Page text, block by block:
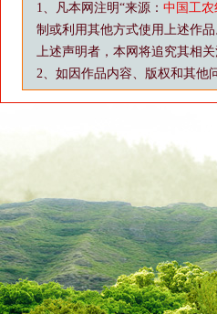
1、凡本网注明“来源： 中国工
制或利用其他方式使用上述作
上述声明者，本网将追究其相关
2、如因作品内容、版权和其他